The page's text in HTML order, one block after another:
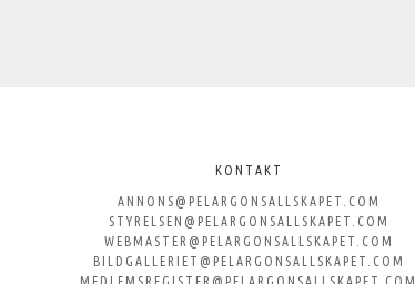
KONTAKT
ANNONS@PELARGONSALLSKAPET.COM
STYRELSEN@PELARGONSALLSKAPET.COM
WEBMASTER@PELARGONSALLSKAPET.COM
BILDGALLERIET@PELARGONSALLSKAPET.COM